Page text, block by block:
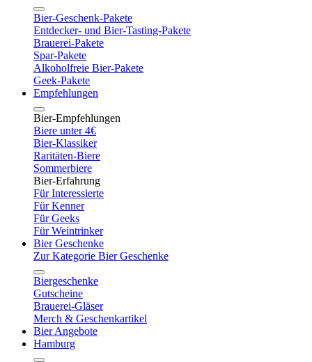
Bier-Geschenk-Pakete
Entdecker- und Bier-Tasting-Pakete
Brauerei-Pakete
Spar-Pakete
Alkoholfreie Bier-Pakete
Geek-Pakete
Empfehlungen
Bier-Empfehlungen
Biere unter 4€
Bier-Klassiker
Raritäten-Biere
Sommerbiere
Bier-Erfahrung
Für Interessierte
Für Kenner
Für Geeks
Für Weintrinker
Bier Geschenke
Zur Kategorie Bier Geschenke
Biergeschenke
Gutscheine
Brauerei-Gläser
Merch & Geschenkartikel
Bier Angebote
Hamburg